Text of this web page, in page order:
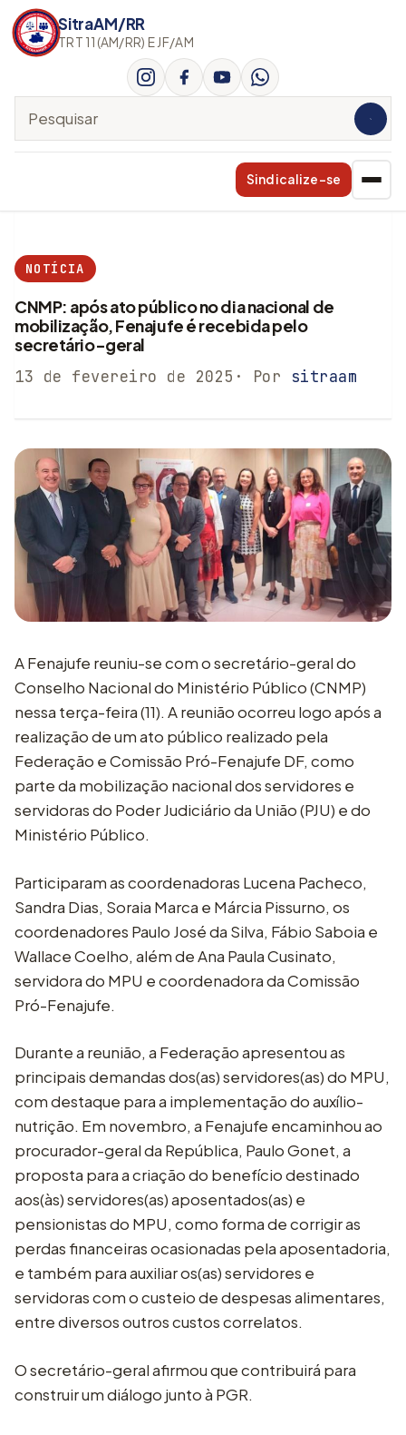
SitraAM/RR
TRT 11(AM/RR) E JF/AM
Pesquisar no site
Sindicalize-se
NOTÍCIA
CNMP: após ato público no dia nacional de
mobilização, Fenajufe é recebida pelo
secretário-geral
13 de fevereiro de 2025 · Por sitraam
A Fenajufe reuniu-se com o secretário-geral do
Conselho Nacional do Ministério Público (CNMP)
nessa terça-feira (11). A reunião ocorreu logo após a
realização de um ato público realizado pela
Federação e Comissão Pró-Fenajufe DF, como
parte da mobilização nacional dos servidores e
servidoras do Poder Judiciário da União (PJU) e do
Ministério Público.
Participaram as coordenadoras Lucena Pacheco,
Sandra Dias, Soraia Marca e Márcia Pissurno, os
coordenadores Paulo José da Silva, Fábio Saboia e
Wallace Coelho, além de Ana Paula Cusinato,
servidora do MPU e coordenadora da Comissão
Pró-Fenajufe.
Durante a reunião, a Federação apresentou as
principais demandas dos(as) servidores(as) do MPU,
com destaque para a implementação do auxílio-
nutrição. Em novembro, a Fenajufe encaminhou ao
procurador-geral da República, Paulo Gonet, a
proposta para a criação do benefício destinado
aos(às) servidores(as) aposentados(as) e
pensionistas do MPU, como forma de corrigir as
perdas financeiras ocasionadas pela aposentadoria,
e também para auxiliar os(as) servidores e
servidoras com o custeio de despesas alimentares,
entre diversos outros custos correlatos.
O secretário-geral afirmou que contribuirá para
construir um diálogo junto à PGR.